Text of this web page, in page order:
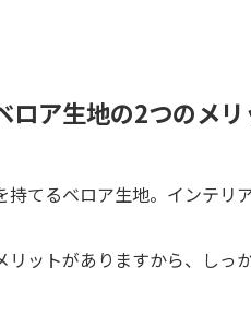
ロア生地の2つのメリ
てるベロア生地。インテリ
ットがありますから、しっ